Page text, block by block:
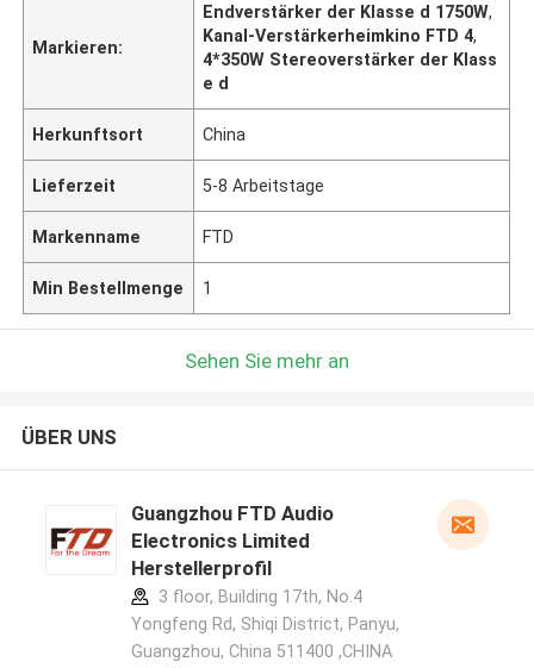
Markieren:
Endverstärker der Klasse d 1750W,
Kanal-Verstärkerheimkino FTD 4,
4*350W Stereoverstärker der Klass
e d
Herkunftsort China
Lieferzeit 5-8 Arbeitstage
Markenname FTD
Min Bestellmenge 1
Sehen Sie mehr an
ÜBER UNS
Guangzhou FTD Audio
Electronics Limited
Herstellerprofil
3 floor, Building 17th, No.4
Yongfeng Rd, Shiqi District, Panyu,
Guangzhou, China 511400 ,CHINA